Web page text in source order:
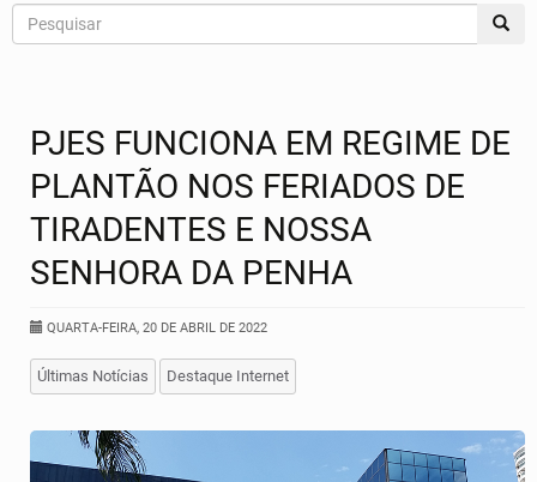
PJES FUNCIONA EM REGIME DE
PLANTÃO NOS FERIADOS DE
TIRADENTES E NOSSA
SENHORA DA PENHA
QUARTA-FEIRA, 20 DE ABRIL DE 2022
Últimas Notícias Destaque Internet